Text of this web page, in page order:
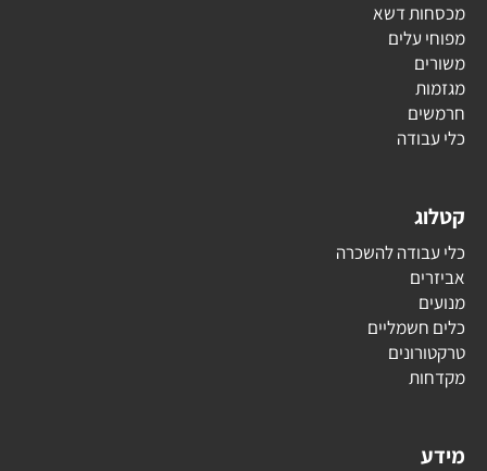
מכסחות דשא
מפוחי עלים
משורים
מגזמות
חרמשים
כלי עבודה
קטלוג
כלי עבודה להשכרה
אביזרים
מנועים
כלים חשמליים
טרקטורונים
מקדחות
מידע